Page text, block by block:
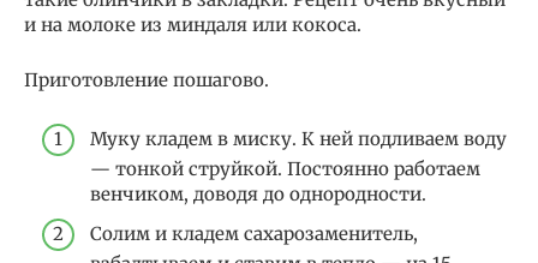
и на молоке из миндаля или кокоса.
Приготовление пошагово.
Муку кладем в миску. К ней подливаем воду
— тонкой струйкой. Постоянно работаем
венчиком, доводя до однородности.
Солим и кладем сахарозаменитель,